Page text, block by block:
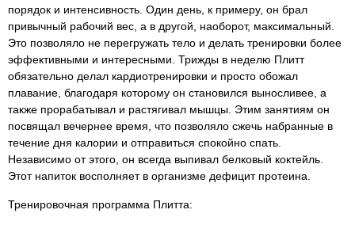
порядок и интенсивность. Один день, к примеру, он брал
привычный рабочий вес, а в другой, наоборот, максимальный.
Это позволяло не перегружать тело и делать тренировки более
эффективными и интересными. Трижды в неделю Плитт
обязательно делал кардиотренировки и просто обожал
плавание, благодаря которому он становился выносливее, а
также прорабатывал и растягивал мышцы. Этим занятиям он
посвящал вечернее время, что позволяло сжечь набранные в
течение дня калории и отправиться спокойно спать.
Независимо от этого, он всегда выпивал белковый коктейль.
Этот напиток восполняет в организме дефицит протеина.
Тренировочная программа Плитта: